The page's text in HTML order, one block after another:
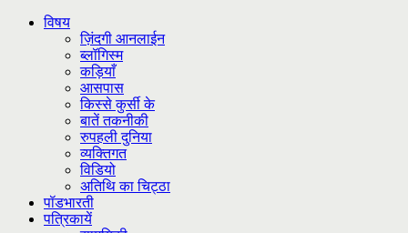
विषय
ज़िंदगी आनलाईन
ब्लॉगिस्म
कड़ियाँ
आसपास
किस्से कुर्सी के
बातें तकनीकी
रुपहली दुनिया
व्यक्तिगत
विडियो
अतिथि का चिट्ठा
पॉडभारती
पत्रिकायें